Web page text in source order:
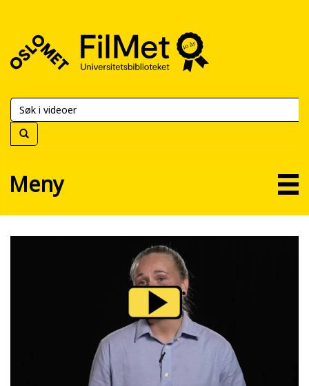
FilMet
Universitetsbiblioteket
Meny